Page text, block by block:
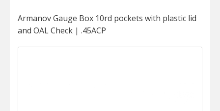
Armanov Gauge Box 10rd pockets with plastic lid
and OAL Check | .45ACP